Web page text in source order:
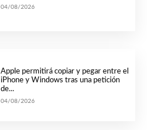
04/08/2026
Apple permitirá copiar y pegar entre el
iPhone y Windows tras una petición
de...
04/08/2026